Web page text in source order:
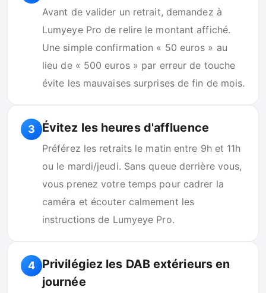
Avant de valider un retrait, demandez à
Lumyeye Pro de relire le montant affiché.
Une simple confirmation « 50 euros » au
lieu de « 500 euros » par erreur de touche
évite les mauvaises surprises de fin de mois.
3 Évitez les heures d'affluence
Préférez les retraits le matin entre 9h et 11h
ou le mardi/jeudi. Sans queue derrière vous,
vous prenez votre temps pour cadrer la
caméra et écouter calmement les
instructions de Lumyeye Pro.
4
Privilégiez les DAB extérieurs en
journée